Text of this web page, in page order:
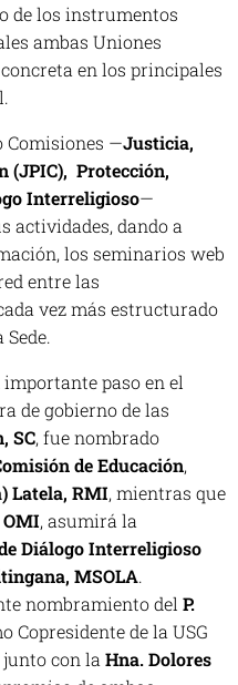
de los instrumentos
ambas Uniones
en los principales
Comisiones —Justicia,
(JPIC), Protección,
Interreligioso—
actividades, dando a
los seminarios web
entre las
vez más estructurado
paso en el
de gobierno de las
SC, fue nombrado
de Educación,
Latela, RMI, mientras que
, asumirá la
Diálogo Interreligioso
MSOLA.
nombramiento del P.
Copresidente de la USG
junto con la Hna. Dolores